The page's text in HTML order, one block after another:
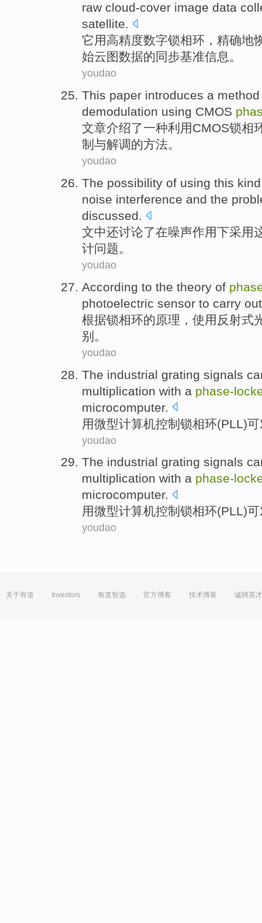
raw cloud-cover image data
satellite.
它用高精度数字锁相环 ， 精确地
始云图数据的同步基准信息。
youdao
This paper introduces a method
demodulation using CMOS
文章介绍了一种利用CMOS锁相
制 与解调的方法。
youdao
The possibility of using this kind
noise interference and the
discussed.
文中还讨论了在噪声作用下采用
计问题。
youdao
According to the theory of
photoelectric sensor to carry
根据锁相环的原理 ， 使用 反射式
别 。
youdao
The industrial grating signals
multiplication with a phase-
microcomputer.
用微型计算机控制锁相环(PLL )可
youdao
The industrial grating signals
multiplication with a phase-
microcomputer.
用微型计算机控制 锁相环(PLL)可
youdao
关于有道 Investors 有道智选 官方博客 技术博客 诚聘英才